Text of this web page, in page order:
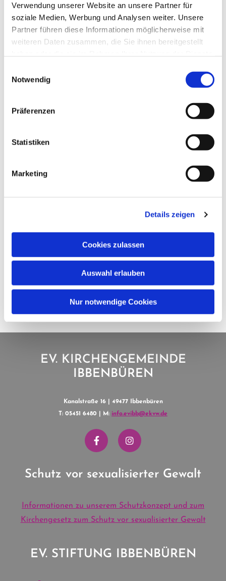
Verwendung unserer Website an unsere Partner für
soziale Medien, Werbung und Analysen weiter. Unsere
Partner führen diese Informationen möglicherweise mit
weiteren Daten zusammen, die Sie ihnen bereitgestellt
Notwendig
Präferenzen
Statistiken
Marketing
Details zeigen
Cookies zulassen
Auswahl erlauben
Nur notwendige Cookies
Dies könnte Sie auch
interessieren
EV. KIRCHENGEMEINDE
IBBENBÜREN
Kanalstraße 16 | 49477 Ibbenbüren
T: 05451 6480 | M: info.evibb@ekvw.de
Schutz vor sexualisierter Gewalt
Informationen zu unserem Schutzkonzept und zum
Kirchengesetz zum Schutz vor sexualisierter Gewalt
EV. STIFTUNG IBBENBÜREN